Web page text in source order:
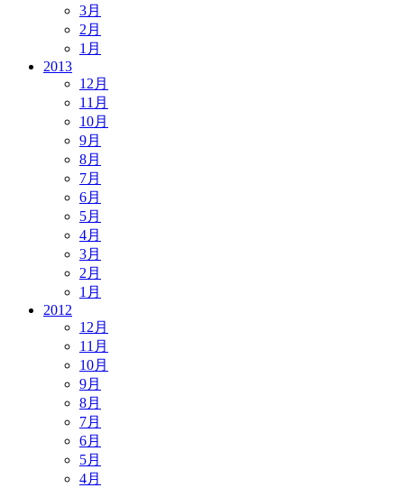
3月
2月
1月
2013
12月
11月
10月
9月
8月
7月
6月
5月
4月
3月
2月
1月
2012
12月
11月
10月
9月
8月
7月
6月
5月
4月